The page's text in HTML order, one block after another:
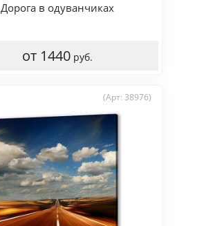
Дорога в одуванчиках
от 1440 руб.
(Арт: 38976)